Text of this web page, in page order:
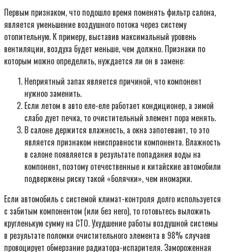
Первым признаком, что подошло время поменять фильтр салона,
является уменьшение воздушного потока через систему
отопительную. К примеру, выставив максимальный уровень
вентиляции, воздуха будет меньше, чем должно. Признаки по
которым можно определить, нуждается ли он в замене:
Неприятный запах является причиной, что компонент
нужноо заменить.
Если летом в авто еле-еле работает кондиционер, а зимой
слабо дует печка, то очистительный элемент пора менять.
В салоне держится влажность, а окна запотевают, то это
является признаком неисправности компонента. Влажность
в салоне появляется в результате попадания воды на
компонент, поэтому отечественные и китайские автомобили
подвержены риску такой «болячки», чем иномарки.
Если автомобиль с системой климат-контроля долго используется
с забитым компонентом (или без него), то готовьтесь выложить
кругленькую сумму на СТО. Ухудшение работы воздушной системы
в результате поломки очистительного элемента в 98% случаев
провоцирует обмерзание радиатора-испарителя. Замороженная